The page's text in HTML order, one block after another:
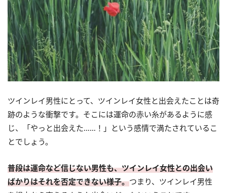
ツインレイ男性にとって、ツインレイ女性と出会えたことは奇
跡のような衝撃です。そこには運命の赤い糸があるように感
じ、「やっと出会えた……！」という感情で満たされているこ
とでしょう。
普段は運命など信じない男性も、ツインレイ女性との出会い
ばかりはそれを否定できない様子。つまり、ツインレイ男性